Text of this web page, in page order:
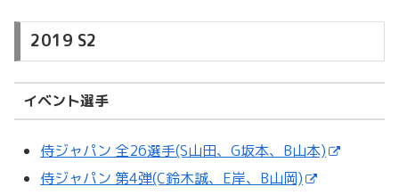
2019 S2
イベント選手
侍ジャパン 全26選手(S山田、G坂本、B山本)
侍ジャパン 第4弾(C鈴木誠、E岸、B山岡)